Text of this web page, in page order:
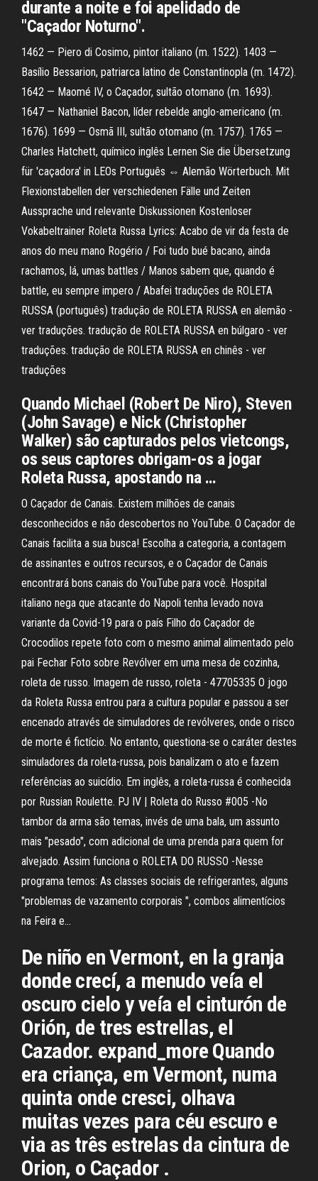
durante a noite e foi apelidado de
"Caçador Noturno".
1462 — Piero di Cosimo, pintor italiano (m. 1522). 1403 —
Basílio Bessarion, patriarca latino de Constantinopla (m. 1472).
1642 — Maomé IV, o Caçador, sultão otomano (m. 1693).
1647 — Nathaniel Bacon, líder rebelde anglo-americano (m.
1676). 1699 — Osmã III, sultão otomano (m. 1757). 1765 —
Charles Hatchett, químico inglês Lernen Sie die Übersetzung
für 'caçadora' in LEOs Português ⇔ Alemão Wörterbuch. Mit
Flexionstabellen der verschiedenen Fälle und Zeiten
Aussprache und relevante Diskussionen Kostenloser
Vokabeltrainer Roleta Russa Lyrics: Acabo de vir da festa de
anos do meu mano Rogério / Foi tudo bué bacano, ainda
rachamos, lá, umas battles / Manos sabem que, quando é
battle, eu sempre impero / Abafei traduções de ROLETA
RUSSA (português) tradução de ROLETA RUSSA en alemão -
ver traduções. tradução de ROLETA RUSSA en búlgaro - ver
traduções. tradução de ROLETA RUSSA en chinês - ver
traduções
Quando Michael (Robert De Niro), Steven
(John Savage) e Nick (Christopher
Walker) são capturados pelos vietcongs,
os seus captores obrigam-os a jogar
Roleta Russa, apostando na …
O Caçador de Canais. Existem milhões de canais
desconhecidos e não descobertos no YouTube. O Caçador de
Canais facilita a sua busca! Escolha a categoria, a contagem
de assinantes e outros recursos, e o Caçador de Canais
encontrará bons canais do YouTube para você. Hospital
italiano nega que atacante do Napoli tenha levado nova
variante da Covid-19 para o país Filho do Caçador de
Crocodilos repete foto com o mesmo animal alimentado pelo
pai Fechar Foto sobre Revólver em uma mesa de cozinha,
roleta de russo. Imagem de russo, roleta - 47705335 O jogo
da Roleta Russa entrou para a cultura popular e passou a ser
encenado através de simuladores de revólveres, onde o risco
de morte é fictício. No entanto, questiona-se o caráter destes
simuladores da roleta-russa, pois banalizam o ato e fazem
referências ao suicídio. Em inglês, a roleta-russa é conhecida
por Russian Roulette. PJ IV | Roleta do Russo #005 -No
tambor da arma são temas, invés de uma bala, um assunto
mais "pesado", com adicional de uma prenda para quem for
alvejado. Assim funciona o ROLETA DO RUSSO -Nesse
programa temos: As classes sociais de refrigerantes, alguns
"problemas de vazamento corporais ", combos alimentícios
na Feira e…
De niño en Vermont, en la granja
donde crecí, a menudo veía el
oscuro cielo y veía el cinturón de
Orión, de tres estrellas, el
Cazador. expand_more Quando
era criança, em Vermont, numa
quinta onde cresci, olhava
muitas vezes para céu escuro e
via as três estrelas da cintura de
Orion, o Caçador .